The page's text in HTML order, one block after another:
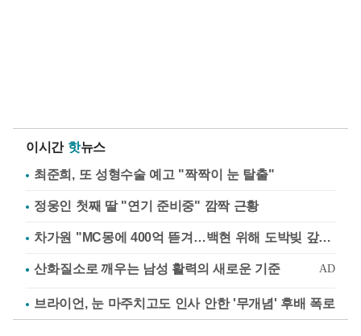
이시간 핫뉴스
최준희, 또 성형수술 예고 "짝짝이 눈 탈출"
정웅인 첫째 딸 "연기 준비중" 깜짝 근황
차가원 "MC몽에 400억 뜯겨…백현 위해 도박빚 갚아줘"
브라이언, 눈 마주치고도 인사 안한 '무개념' 후배 폭로